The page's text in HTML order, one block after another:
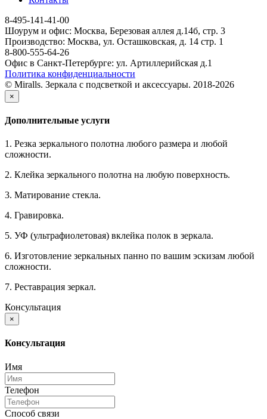
8-495-141-41-00
Шоурум и офис: Москва, Березовая аллея д.14б, стр. 3
Производство: Москва, ул. Осташковская, д. 14 стр. 1
8-800-555-64-26
Офис в Санкт-Петербурге: ул. Артиллерийская д.1
Политика конфиденциальности
© Miralls. Зеркала с подсветкой и аксессуары. 2018-2026
×
Дополнительные услуги
1. Резка зеркального полотна любого размера и любой
сложности.
2. Клейка зеркального полотна на любую поверхность.
3. Матирование стекла.
4. Гравировка.
5. УФ (ультрафиолетовая) вклейка полок в зеркала.
6. Изготовление зеркальных панно по вашим эскизам любой
сложности.
7. Реставрация зеркал.
Консультация
×
Консультация
Имя
Телефон
Способ связи